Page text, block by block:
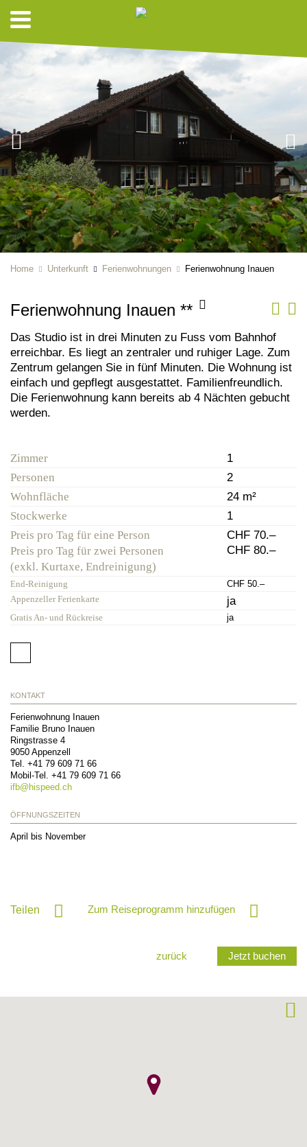
Home Unterkunft Ferienwohnungen Ferienwohnung Inauen
Ferienwohnung Inauen **
Das Studio ist in drei Minuten zu Fuss vom Bahnhof
erreichbar. Es liegt an zentraler und ruhiger Lage. Zum
Zentrum gelangen Sie in fünf Minuten. Die Wohnung ist
einfach und gepflegt ausgestattet. Familienfreundlich.
Die Ferienwohnung kann bereits ab 4 Nächten gebucht
werden.
Zimmer 1
Personen 2
Wohnfläche 24 m²
Stockwerke 1
Preis pro Tag für eine Person
Preis pro Tag für zwei Personen
(exkl. Kurtaxe, Endreinigung)
CHF 70.–
CHF 80.–
End-Reinigung
CHF 50.–
Appenzeller Ferienkarte
ja
Gratis An- und Rückreise ja
KONTAKT
Ferienwohnung Inauen
Familie Bruno Inauen
Ringstrasse 4
9050 Appenzell
Tel. +41 79 609 71 66
Mobil-Tel. +41 79 609 71 66
ifb@hispeed.ch
ÖFFNUNGSZEITEN
April bis November
Teilen Zum Reiseprogramm hinzufügen
zurück Jetzt buchen